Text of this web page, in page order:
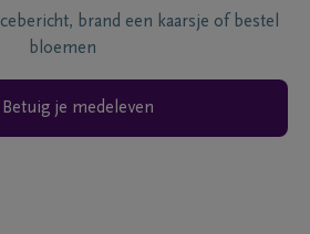
brand een kaarsje of bestel
bloemen
Betuig je medeleven